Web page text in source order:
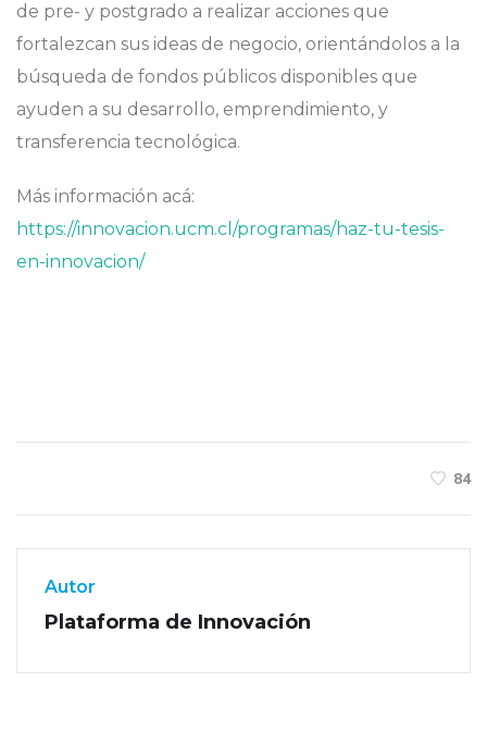
de pre- y postgrado a realizar acciones que
fortalezcan sus ideas de negocio, orientándolos a la
búsqueda de fondos públicos disponibles que
ayuden a su desarrollo, emprendimiento, y
transferencia tecnológica.
Más información acá:
https://innovacion.ucm.cl/programas/haz-tu-tesis-
en-innovacion/
84
Autor
Plataforma de Innovación